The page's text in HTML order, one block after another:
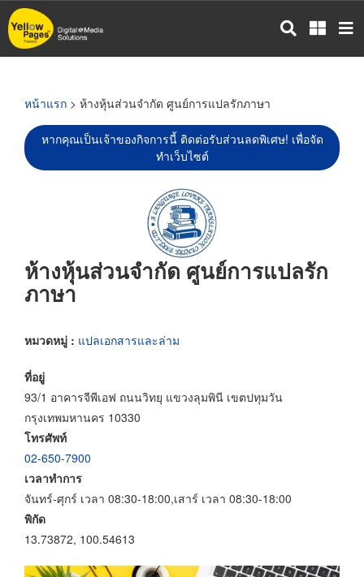
ข้าม
ไป
หน้าแรก > ห้างหุ้นส่วนจำกัด ศูนย์การแปลรักภาษา
หากคุณเป็นเจ้าของกิจการนี้ ติดต่อรับส่วนลดพิเศษ! เพื่อจัด
ทำเว็บไซต์
ห้างหุ้นส่วนจำกัด ศูนย์การแปลรัก
ภาษา
หมวดหมู่ : แปลเอกสารและล่าม
ที่อยู่
93/1 อาคารจีพีเอฟ ถนนวิทยุ แขวงลุมพินี เขตปทุมวัน
กรุงเทพมหานคร 10330
โทรศัพท์
02-650-7900
เวลาทำการ
จันทร์-ศุกร์ เวลา 08:30-18:00,เสาร์ เวลา 08:30-18:00
พิกัด
13.73872, 100.54613